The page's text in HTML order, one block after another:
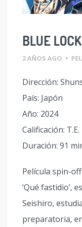
BLUE
2 AÑOS AGO •
Dirección:
País: Japón
Año: 2024
Calificación:
Duración: 91
Película spin-off
‘Qué fastidio’,
Seishiro,
preparatoria,